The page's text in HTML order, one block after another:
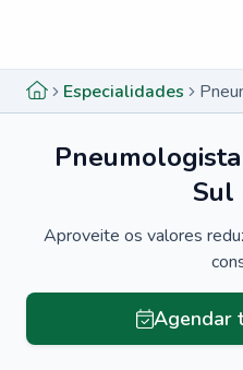
Especialidades
Sul
Aproveite os valores
Agendar